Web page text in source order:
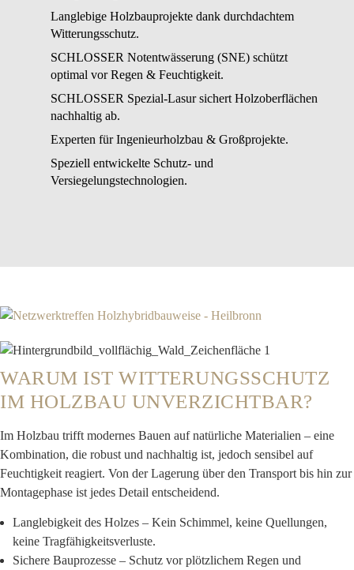
Langlebige Holzbauprojekte dank durchdachtem
Witterungsschutz.
SCHLOSSER Notentwässerung (SNE) schützt
optimal vor Regen & Feuchtigkeit.
SCHLOSSER Spezial-Lasur sichert Holzoberflächen
nachhaltig ab.
Experten für Ingenieurholzbau & Großprojekte.
Speziell entwickelte Schutz- und
Versiegelungstechnologien.
WARUM IST WITTERUNGSSCHUTZ
IM HOLZBAU UNVERZICHTBAR?
Im Holzbau trifft modernes Bauen auf natürliche Materialien – eine
Kombination, die robust und nachhaltig ist, jedoch sensibel auf
Feuchtigkeit reagiert. Von der Lagerung über den Transport bis hin zur
Montagephase ist jedes Detail entscheidend.
Langlebigkeit des Holzes – Kein Schimmel, keine Quellungen,
keine Tragfähigkeitsverluste.
Sichere Bauprozesse – Schutz vor plötzlichem Regen und